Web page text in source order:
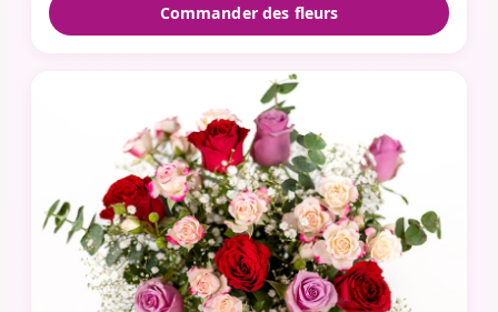
Commander des fleurs